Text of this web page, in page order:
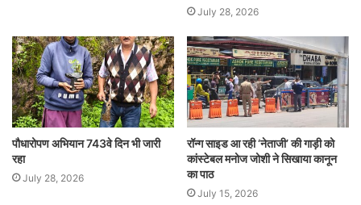
July 28, 2026
पौधारोपण अभियान 743वे दिन भी जारी
रहा
July 28, 2026
रॉन्ग साइड आ रही ‘नेताजी’ की गाड़ी को
कांस्टेबल मनोज जोशी ने सिखाया कानून
का पाठ
July 15, 2026